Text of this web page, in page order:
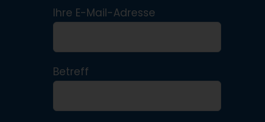
Ihre E-Mail-Adresse
Betreff